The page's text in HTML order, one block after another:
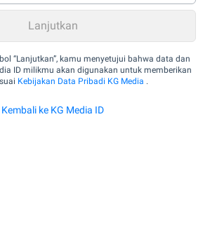
“Lanjutkan”, kamu menyetujui bahwa data dan
ID milikmu akan digunakan untuk memberikan
Kebijakan Data Pribadi KG Media .
Kembali ke KG Media ID